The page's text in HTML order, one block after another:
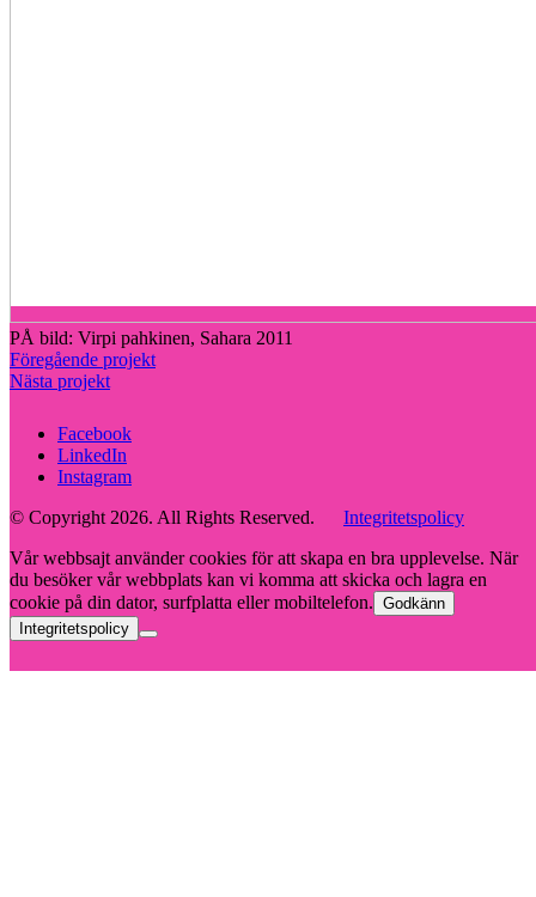
PÅ bild: Virpi pahkinen, Sahara 2011
Föregående projekt
Nästa projekt
Facebook
LinkedIn
Instagram
© Copyright 2026. All Rights Reserved. Integritetspolicy
Vår webbsajt använder cookies för att skapa en bra upplevelse. När
du besöker vår webbplats kan vi komma att skicka och lagra en
cookie på din dator, surfplatta eller mobiltelefon. Godkänn
Integritetspolicy